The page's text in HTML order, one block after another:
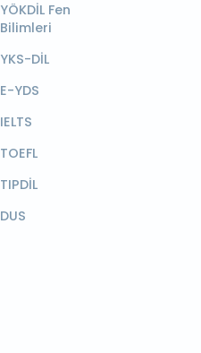
YÖKDİL Fen
Bilimleri
YKS-DİL
E-YDS
IELTS
TOEFL
TIPDİL
DUS